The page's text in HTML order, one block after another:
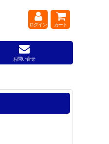
ログイン カート
お問い合せ